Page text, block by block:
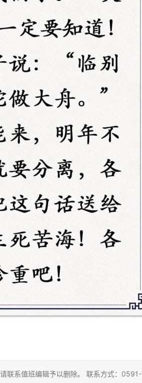
联系值班编辑予以删除。 联系方式：0591-